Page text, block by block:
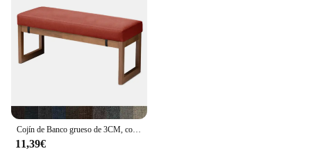
Cojín de Banco grueso de 3CM, colchón largo, tamaño personalizado, almohadilla de asiento de sofá, almohadillas decorativas de ventana de Bahía de silla de jardín, almohada de columpios
11,39€